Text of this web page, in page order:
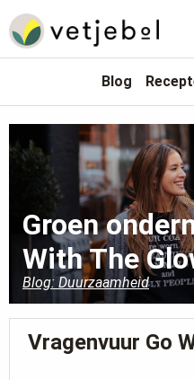
Blog
Groen
With The
Blog: Duurzaamheid
Vragenvuur Go